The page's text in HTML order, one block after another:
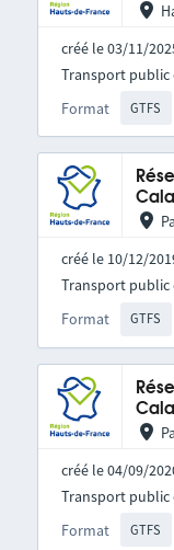
créé le 03/11/
Format GTFS
Transport public
créé le 10/12/
Format GTFS
Transport public
créé le 04/09/
Format GTFS
Transport public